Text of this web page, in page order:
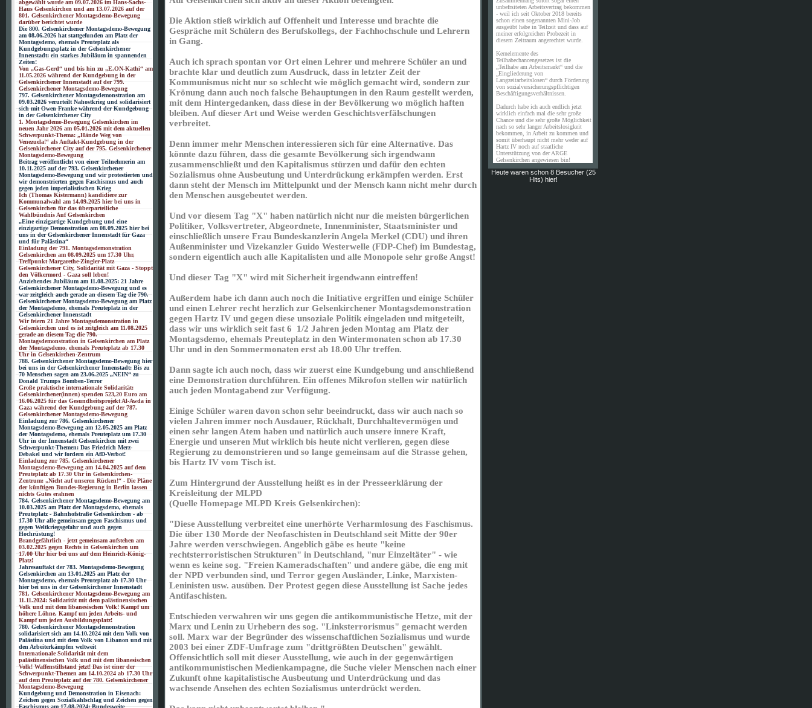
abgewählt wurde am 09.07.2026 im Hans-Sachs-
Haus Gelsenkirchen und am 13.07.2026 auf der
801. Gelsenkirchener Montagsdemo-Bewegung
darüber berichtet wurde
Die 800. Gelsenkirchener Montagsdemo-Bewegung
am 08.06.2026 hat stattgefunden am Platz der
Montagsdemo, ehemals Preuteplatz als
Kundgebungsplatz in der Gelsenkirchener
Innenstadt: ein starkes Jubiläum in spannenden
Zeiten!
Von „Gas-Gerd“ und bis hin zu „E.ON-Kathi“ am
11.05.2026 während der Kundgebung in der
Gelsenkirchener Innenstadt auf der 799.
Gelsenkirchener Montagsdemo-Bewegung
797. Gelsenkirchener Montagsdemonstration am
09.03.2026 verurteilt Nahostkrieg und solidarisiert
sich mit Owen Franke während der Kundgebung
in der Gelsenkirchener City
1. Montagsdemo-Bewegung Gelsenkirchen im
neuen Jahr 2026 am 05.01.2026 mit dem aktuellen
Schwerpunkt-Thema: „Hände Weg von
Venezuela!“ als Auftakt-Kundgebung in der
Gelsenkirchener City auf der 795. Gelsenkirchener
Montagsdemo-Bewegung
Beitrag veröffentlicht von einer Teilnehmerin am
10.11.2025 auf der 793. Gelsenkirchener
Montagsdemo-Bewegung und wir protestierten und
wir demonstrierten gegen Faschismus und auch
gegen jeden imperialistischen Krieg
Ich (Thomas Kistermann) kandidiere zur
Kommunalwahl am 14.09.2025 hier bei uns in
Gelsenkirchen für das überparteiliche
Wahlbündnis Auf Gelsenkirchen
„Eine einzigartige Kundgebung und eine
einzigartige Demonstration am 08.09.2025 hier bei
uns in der Gelsenkirchener Innenstadt für Gaza
und für Palästina“
Einladung der 791. Montagsdemonstration
Gelsenkirchen am 08.09.2025 um 17.30 Uhr,
Treffpunkt Margarethe-Zingler-Platz
Gelsenkirchener City, Solidarität mit Gaza - Stoppt
den Völkermord - Gaza soll leben!
Anziehendes Jubiläum am 11.08.2025: 21 Jahre
Gelsenkirchener Montagsdemo-Bewegung und es
war zeitgleich auch gerade an diesem Tag die 790.
Gelsenkirchener Montagsdemo-Bewegung am Platz
der Montagsdemo, ehemals Preuteplatz in der
Gelsenkirchener Innenstadt
Wir feiern 21 Jahre Montagsdemonstration in
Gelsenkirchen und es ist zeitgleich am 11.08.2025
gerade an diesem Tag die 790.
Montagsdemonstration in Gelsenkirchen am Platz
der Montagsdemo, ehemals Preuteplatz ab 17.30
Uhr in Gelsenkirchen-Zentrum
788. Gelsenkirchener Montagsdemo-Bewegung hier
bei uns in der Gelsenkirchener Innenstadt: Bis zu
70 Menschen sagen am 23.06.2025 „NEIN“ zu
Donald Trumps Bomben-Terror
Große praktische internationale Solidarität:
Gelsenkirchener(innen) spenden 523,20 Euro am
16.06.2025 für das Gesundheitsprojekt Al-Awda in
Gaza während der Kundgebung auf der 787.
Gelsenkirchener Montagsdemo-Bewegung
Einladung zur 786. Gelsenkirchener
Montagsdemo-Bewegung am 12.05.2025 am Platz
der Montagsdemo, ehemals Preuteplatz um 17.30
Uhr in der Innenstadt Gelsenkirchen mit zwei
Schwerpunkt-Themen: Das Friedrich Merz-
Debakel und wir fordern ein AfD-Verbot!
Einladung zur 785. Gelsenkirchener
Montagsdemo-Bewegung am 14.04.2025 auf dem
Preuteplatz ab 17.30 Uhr in Gelsenkirchen-
Zentrum: „Nicht auf unseren Rücken!“ - Die Pläne
der künftigen Bundes-Regierung in Berlin lassen
nichts Gutes erahnen
784. Gelsenkirchener Montagsdemo-Bewegung am
10.03.2025 am Platz der Montagsdemo, ehemals
Preuteplatz - Bahnhofstraße Gelsenkirchen - ab
17.30 Uhr alle gemeinsam gegen Faschismus und
gegen Weltkriegsgefahr und auch gegen
Hochrüstung!
Brandgefährlich - jetzt gemeinsam aufstehen am
03.02.2025 gegen Rechts in Gelsenkirchen um
17.00 Uhr hier bei uns auf dem Heinrich-König-
Platz!
Jahresauftakt der 783. Montagsdemo-Bewegung
Gelsenkirchen am 13.01.2025 am Platz der
Montagsdemo, ehemals Preuteplatz ab 17.30 Uhr
hier bei uns in der Gelsenkirchener Innenstadt
781. Gelsenkirchener Montagsdemo-Bewegung am
11.11.2024: Solidarität mit dem palästinensischen
Volk und mit dem libanesischen Volk! Kampf um
höhere Löhne, Kampf um jeden Arbeits- und
Kampf um jeden Ausbildungsplatz!
780. Gelsenkirchener Montagsdemonstration
solidarisiert sich am 14.10.2024 mit dem Volk von
Palästina und mit dem Volk von Libanon und mit
den Arbeiterkämpfen weltweit
Internationale Solidarität mit dem
palästinensischen Volk und mit dem libanesischen
Volk! Waffenstillstand jetzt! Das ist einer der
Schwerpunkt-Themen am 14.10.2024 ab 17.30 Uhr
auf dem Preuteplatz auf der 780. Gelsenkirchener
Montagsdemo-Bewegung
Kundgebung und Demonstration in Eisenach:
Zeichen gegen Sozialkahlschlag und Zeichen gegen
Faschismus am 17.08.2024: Bundesweite
Die Aktion stieß wirklich auf Offenheit und Interesse und brachte die
Gespräche mit Schülern des Berufskollegs, der Fachhochschule und Lehrern
in Gang.
Auch ich sprach spontan vor Ort einen Lehrer und mehrere Schüler an und
brachte klar und deutlich zum Ausdruck, dass in letzter Zeit der
Kommunismus nicht nur so schlecht wie möglich gemacht wird, sondern zur
Krönung dann auch noch falsche Behauptungen in den Raum gestellt werden,
mit dem Hintergedanken, dass diese in der Bevölkerung wo möglich haften
bleiben. Auf dieser Art und Weise werden Geschichtsverfälschungen
verbreitet.
Denn immer mehr Menschen interessieren sich für eine Alternative. Das
könnte dazu führen, dass die gesamte Bevölkerung sich irgendwann
zusammenschließt und den Kapitalismus stürzen und dafür den echten
Sozialismus ohne Ausbeutung und Unterdrückung erkämpfen werden. Erst
dann steht der Mensch im Mittelpunkt und der Mensch kann nicht mehr durch
den Menschen ausgebeutet werden.
Und vor diesem Tag "X" haben natürlich nicht nur die meisten bürgerlichen
Politiker, Volksvertreter, Abgeordnete, Innenminister, Staatsminister und
einschließlich unsere Frau Bundeskanzlerin Angela Merkel (CDU) und ihren
Außenminister und Vizekanzler Guido Westerwelle (FDP-Chef) im Bundestag,
sondern eigentlich auch alle Kapitalisten und alle Monopole sehr große Angst!
Und dieser Tag "X" wird mit Sicherheit irgendwann eintreffen!
Außerdem habe ich dann auch noch die Initiative ergriffen und einige Schüler
und einen Lehrer recht herzlich zur Gelsenkirchener Montagsdemonstration
gegen Hartz IV und gegen diese unsoziale Politik eingeladen und mitgeteilt,
dass wir uns wirklich seit fast 6 1/2 Jahren jeden Montag am Platz der
Montagsdemo, ehemals Preuteplatz in den Wintermonaten schon ab 17.30
Uhr und in den Sommermonaten erst ab 18.00 Uhr treffen.
Dann sagte ich auch noch, dass wir zuerst eine Kundgebung und anschließend
eine Demonstration durchführen. Ein offenes Mikrofon stellen wir natürlich
auch jeden Montagabend zur Verfügung.
Einige Schüler waren davon schon sehr beeindruckt, dass wir auch nach so
vielen Jahren immer noch Ausdauer, Rückhalt, Durchhaltevermögen und
einen sehr langen Atem haben und natürlich auch unsere innere Kraft,
Energie und unseren Mut wirklich bis heute nicht verlieren, gegen diese
Regierung zu demonstrieren und so lange gemeinsam auf die Strasse gehen,
bis Hartz IV vom Tisch ist.
Zum Hintergrund der Ausstellung heißt es in der Presseerklärung der
Kreisleitung der MLPD
(Quelle Homepage MLPD Kreis Gelsenkirchen):
"Diese Ausstellung verbreitet eine unerhörte Verharmlosung des Faschismus.
Die über 130 Morde der Neofaschisten in Deutschland seit Mitte der 90er
Jahre werden verschwiegen. Angeblich gäbe es heute "keine
rechtsterroristischen Strukturen" in Deutschland, "nur Einzeltäter" - wie
wenn es keine sog. "Freien Kameradschaften" und andere gäbe, die eng mit
der NPD verbunden sind, und Terror gegen Ausländer, Linke, Marxisten-
Leninisten usw. ausüben. Der Protest gegen diese Ausstellung ist Sache jedes
Antifaschisten.
Entschieden verwahren wir uns gegen die antikommunistische Hetze, mit der
Marx und Lenin zu Urhebern des sog. "Linksterrorismus" gemacht werden
soll. Marx war der Begründer des wissenschaftlichen Sozialismus und wurde
2003 bei einer ZDF-Umfrage zum "drittgrößten Deutschen" gewählt.
Offensichtlich soll mit dieser Ausstellung, wie auch in der gegenwärtigen
antikommunistischen Medienkampagne, die Suche vieler Menschen nach einer
Zukunft ohne kapitalistische Ausbeutung und Unterdrückung und das
wachsende Ansehen des echten Sozialismus unterdrückt werden.
unbefrsiteten Arbeitsvertrag bekommen
- weil ich seit Oktober 2018 bereits
schon einen sogenannten Mini-Job
ausgeübt habe in Teilzeit und dass auf
meiner erfolgreichen Probezeit in
diesem Zeitraum angerechtet wurde.
Kernelemente des
Teilhabechancengesetzes ist die
„Teilhabe am Arbeitsmarkt“ und die
„Eingliederung von
Langzeitarbeitslosen“ durch Förderung
von sozialversicherungspflichtigen
Beschäftigungsverhältnissen.
Dadurch habe ich auch endlich jetzt
wirklich einfach mal die sehr große
Chance und die sehr große Möglichkeit
nach so sehr langer Arbeitslosigkeit
bekommen, in Arbeit zu kommen und
somit überhaupt nicht mehr weder auf
Hartz IV noch auf staatliche
Unterstützung von der ARGE
Gelsenkirchen angewiesen bin!
Heute waren schon 8 Besucher (25
Hits) hier!